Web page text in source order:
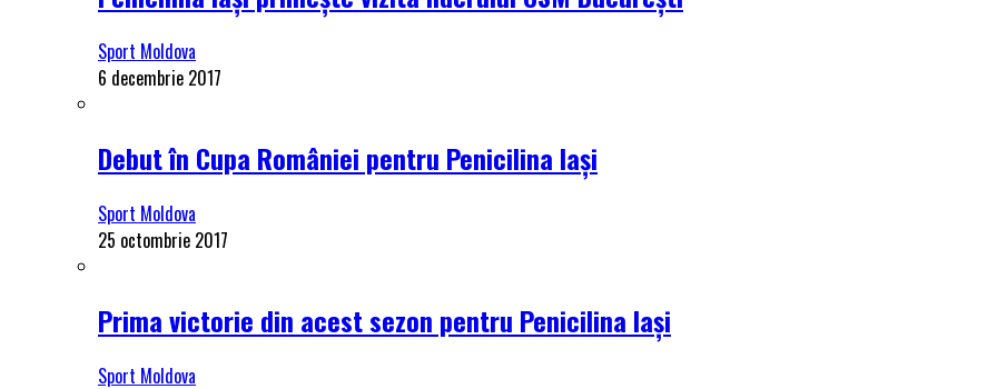
Sport Moldova
6 decembrie 2017
Debut în Cupa României pentru Penicilina Iași
Sport Moldova
25 octombrie 2017
Prima victorie din acest sezon pentru Penicilina Iași
Sport Moldova